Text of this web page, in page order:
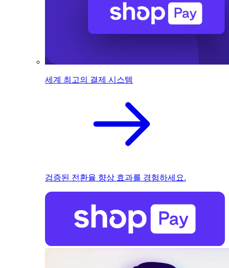
세계 최고의 결제 시스템
검증된 전환율 향상 효과를 경험하세요.